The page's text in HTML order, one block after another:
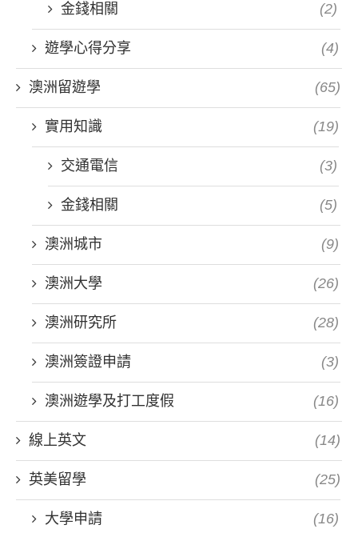
金錢相關 (2)
遊學心得分享 (4)
澳洲留遊學 (65)
實用知識 (19)
交通電信 (3)
金錢相關 (5)
澳洲城市 (9)
澳洲大學 (26)
澳洲研究所 (28)
澳洲簽證申請 (3)
澳洲遊學及打工度假 (16)
線上英文 (14)
英美留學 (25)
大學申請 (16)